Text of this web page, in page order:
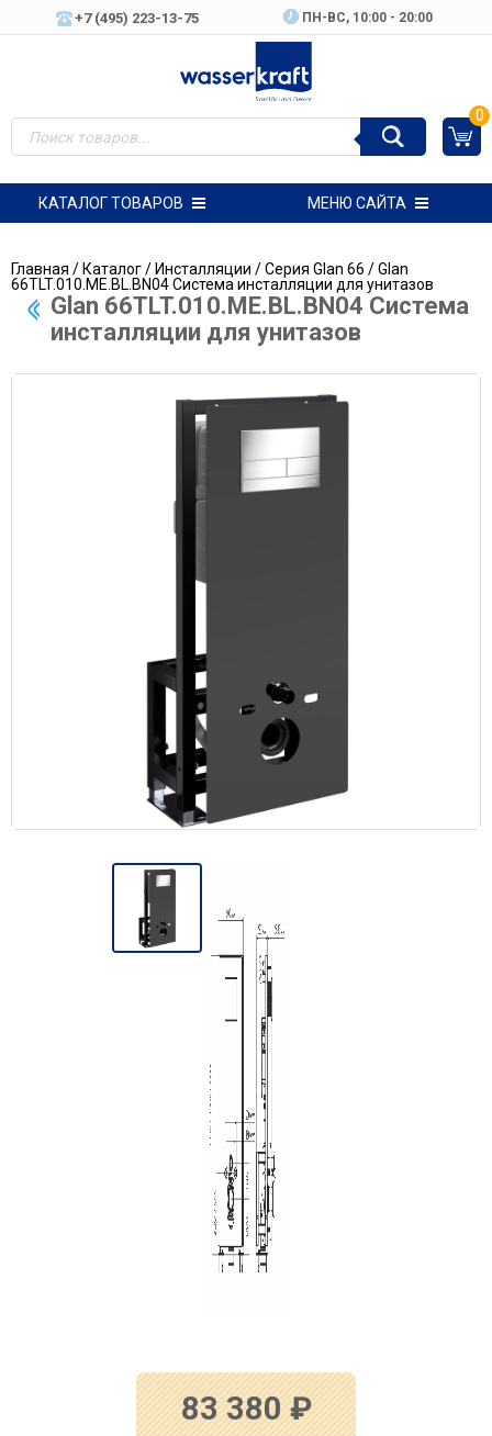
+7 (495) 223-13-75 ПН-ВC, 10:00 - 20:00
0
КАТАЛОГ ТОВАРОВ МЕНЮ САЙТА
Главная /Каталог/Инсталляции /Серия Glan 66 / Glan
66TLT.010.ME.BL.BN04 Система инсталляции для унитазов
Glan 66TLT.010.ME.BL.BN04 Система
инсталляции для унитазов
83 380 ₽